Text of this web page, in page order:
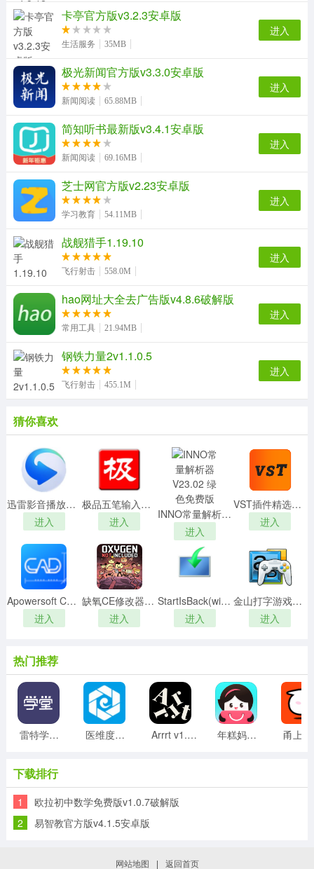
1、这里的所有课程都是名师打造的，大家选择适合自己的
2、一对一助教，一对一服务，应战护考。
3、题库练习，海量精题练习，让学习更高效。
软件亮点
1、护理社区，护理考试咨询及交流平台。
2、药考大赛，在竞争中学习，提高学习效率。
3、名师直播，邀请顶级名师，打造精品课程。
软件优势
1、也会依据大家的学习能力，掌握的知识程度，然后为大
家推荐一些比较适合的课程。
3、视频讲解，每一题，名师视频解答。
4、护理社区，考友之间互动，增加学习乐趣。
5、为大家提了护理考试咨询的平台，也为大家提供了交流
平台，大家可以一起分享所学的知识内容。
小编测评
的，所以想要学习护理知识的朋友选它绝对没错的。
卡亭官方版v3.2.3安卓版
生活服务 35MB
进入
极光新闻官方版v3.3.0安卓版
新闻阅读 65.88MB
进入
简知听书最新版v3.4.1安卓版
新闻阅读 69.16MB
进入
芝士网官方版v2.23安卓版
学习教育 54.11MB
进入
战舰猎手1.19.10
飞行射击 558.0M
进入
hao网址大全去广告版v4.8.6破解版
常用工具 21.94MB
进入
钢铁力量2v1.1.0.5
飞行射击 455.1M
进入
猜你喜欢
迅雷影音播放器v6.1.6.788官方版
进入
极品五笔输入法v8.7超大字库版
进入
INNO常量解析器 V23.02 绿色免费版
进入
VST插件精选包(64位) V1.0 官方版
进入
Apowersoft CAD Viewerv1.0.1.10中文绿色破解版
进入
缺氧CE修改器 V1.0 免费版
进入
StartIsBack(win10开始菜单)v2.9.0.0免费中文版
进入
金山打字游戏鼠的故事 V1.0 免费版
进入
热门推荐
雷特学堂 v1.2.0 安卓版 医维度解剖官方版v2.3.0安卓版 Arrrt v1.10 安卓版 年糕妈妈 v6.8.5 安卓版
下载排行
1
欧拉初中数学免费版v1.0.7破解版
2
易智教官方版v4.1.5安卓版
网站地图 | 返回首页